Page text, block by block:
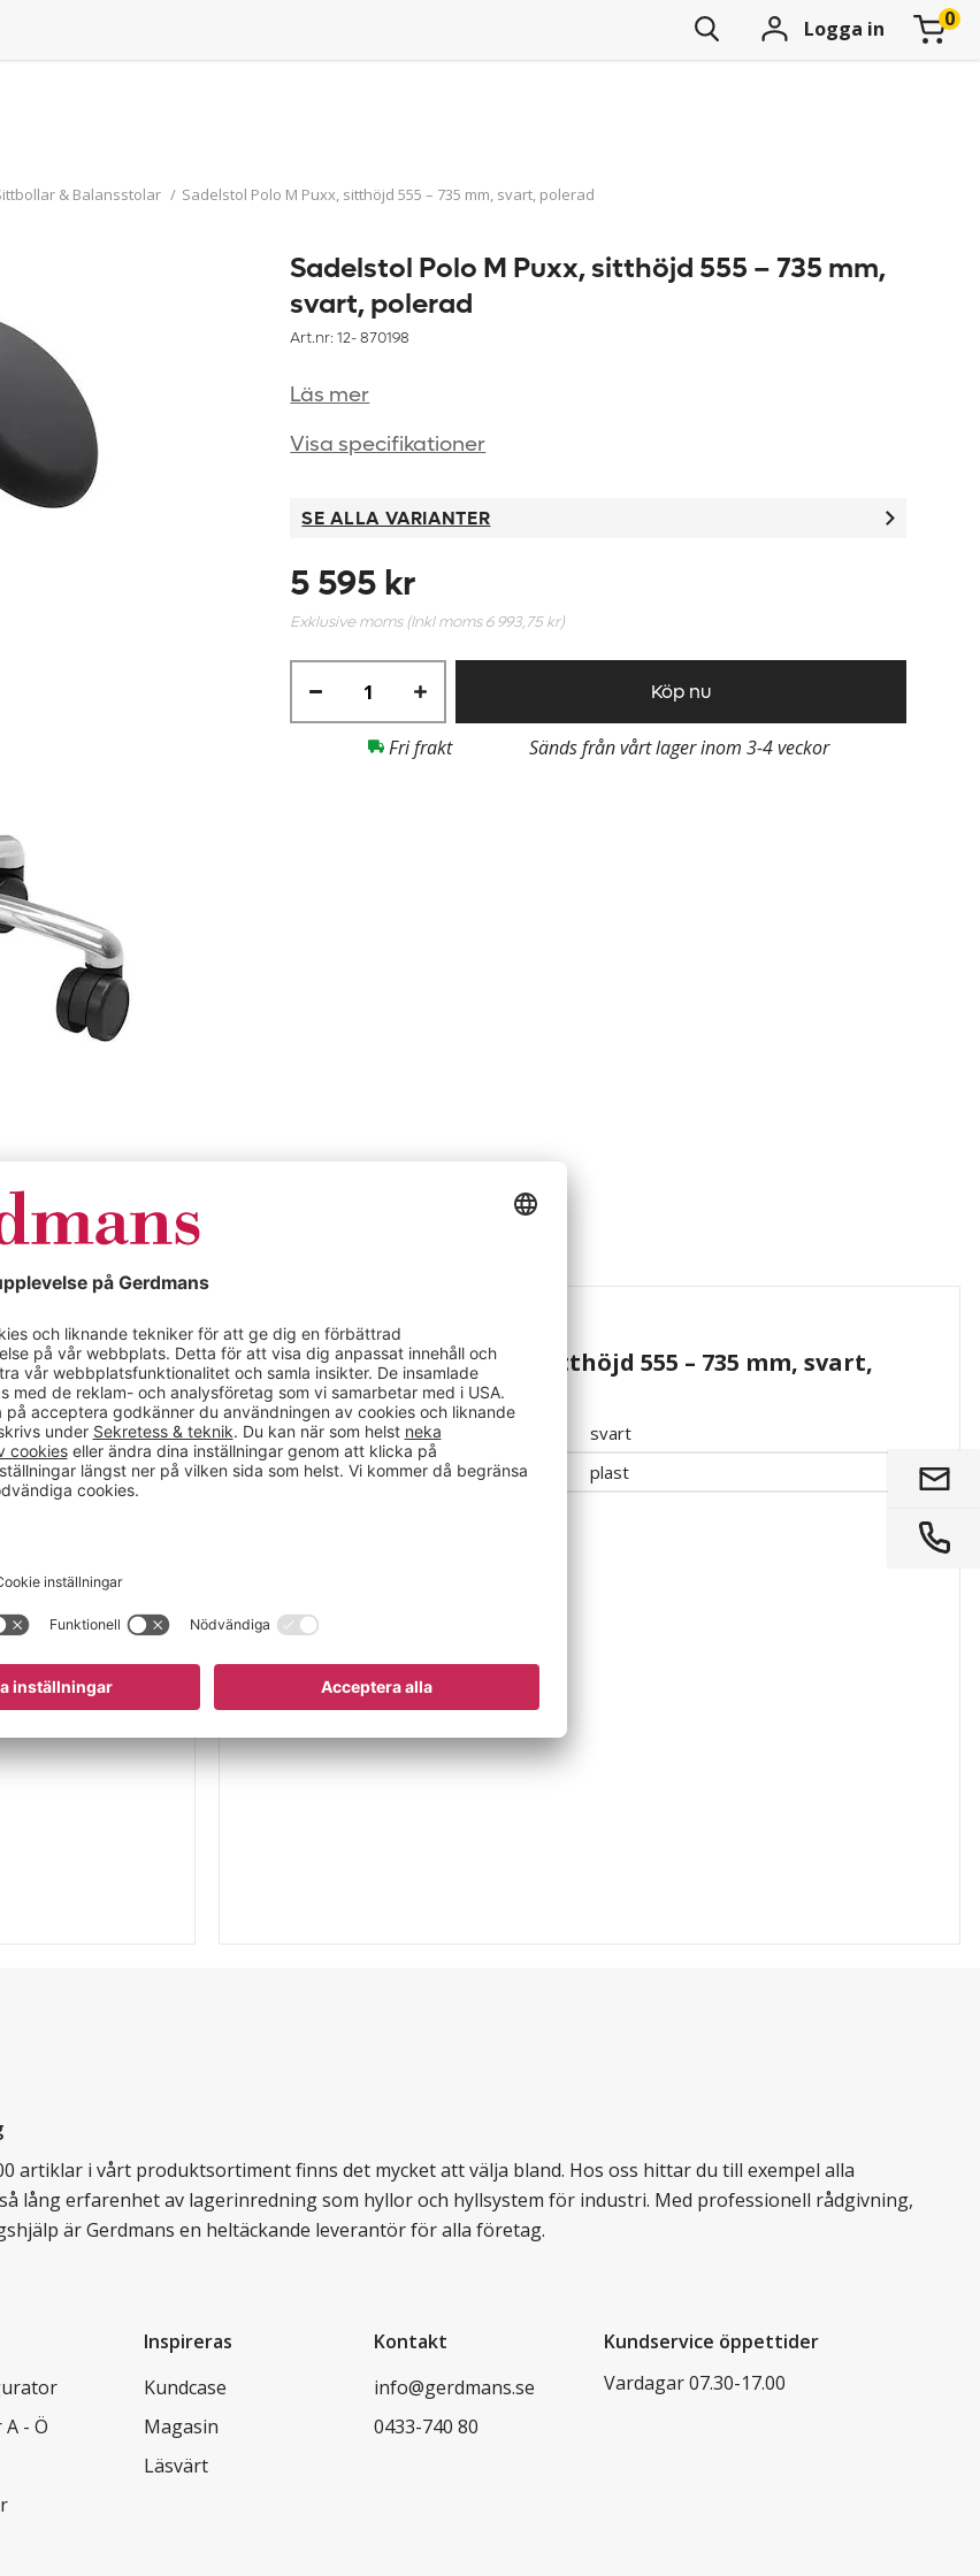
Logga in
& Balansstolar / Sadelstol Polo M Puxx, sitthöjd 555 – 735 mm, svart, polerad
Sadelstol Polo M Puxx, sitthöjd 555 – 735 mm,
svart, polerad
Art.nr: 12-870198
Läs mer
Visa specifikationer
SE ALLA VARIANTER
5 595 kr
Exklusive moms (Inkl moms6 993,75 kr)
Köp nu
Fri frakt Sänds från vårt lager inom 3-4 veckor
svart,
Sadelstolen
och låsas i
En
förbättrar
Specifikationer
Sadelstol Polo M Puxx, sitthöjd 555 – 735 mm, svart,
polerad
Färg
svart
Material
plast
artiklar i vårt produktsortiment finns det mycket att välja bland. Hos oss hittar du till exempel alla
lång erfarenhet av lagerinredning som hyllor och hyllsystem för industri. Med professionell rådgivning,
är Gerdmans en heltäckande leverantör för alla företag.
- Ö
Inspireras
Kundcase
Magasin
Läsvärt
Kontakt
info@gerdmans.se
0433-740 80
Kundservice öppettider
Vardagar 07.30-17.00